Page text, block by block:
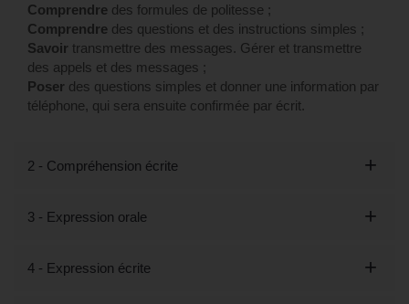
Comprendre des formules de politesse ;
Comprendre des questions et des instructions simples ;
Savoir transmettre des messages. Gérer et transmettre
des appels et des messages ;
Poser des questions simples et donner une information par
téléphone, qui sera ensuite confirmée par écrit.
2 - Compréhension écrite
3 - Expression orale
4 - Expression écrite